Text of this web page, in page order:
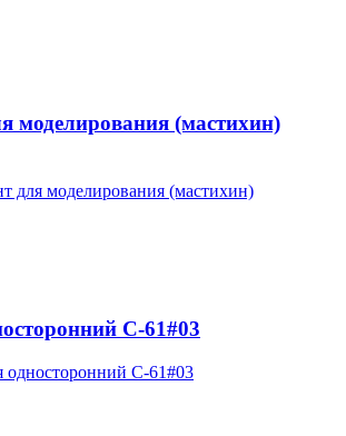
моделирования (мастихин)
C-61#03